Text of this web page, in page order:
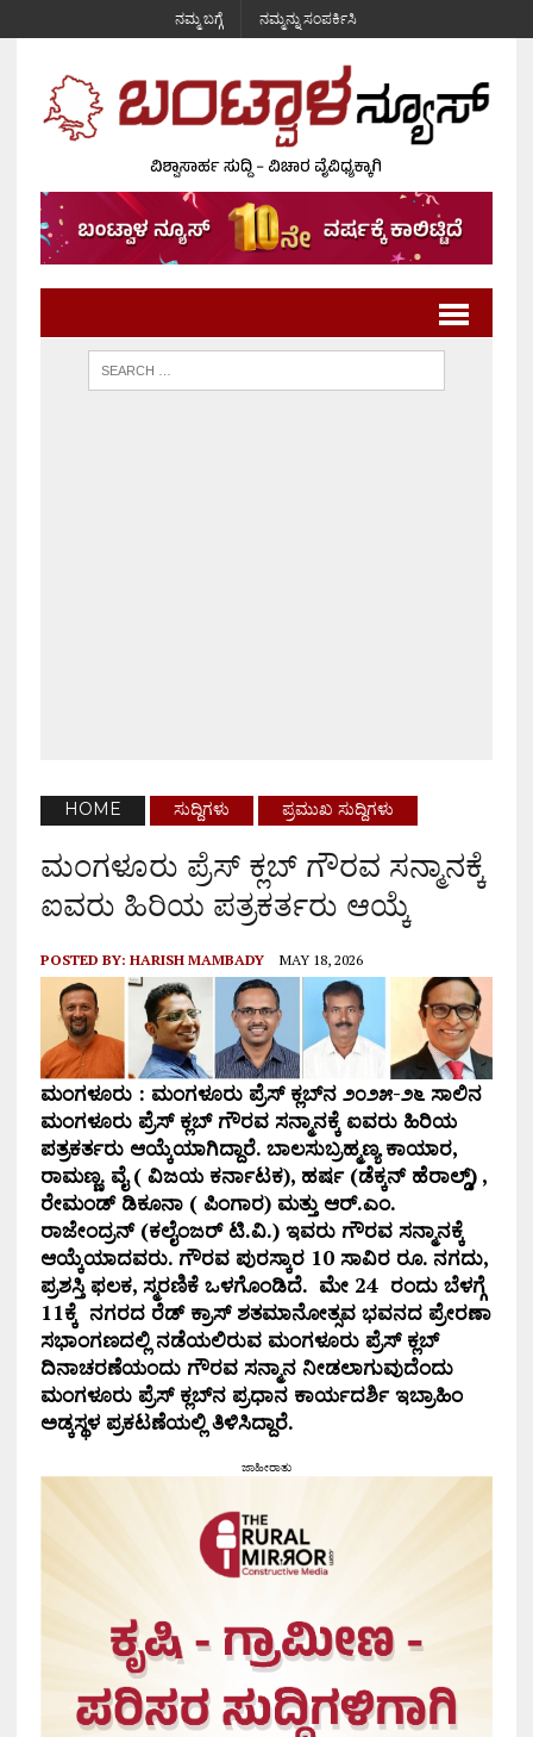
ನಮ್ಮ ಬಗ್ಗೆ ನಮ್ಮನ್ನು ಸಂಪರ್ಕಿಸಿ
HOME ಸುದ್ದಿಗಳು ಪ್ರಮುಖ ಸುದ್ದಿಗಳು
ಮಂಗಳೂರು ಪ್ರೆಸ್ ಕ್ಲಬ್ ಗೌರವ ಸನ್ಮಾನಕ್ಕೆ
ಐವರು ಹಿರಿಯ ಪತ್ರಕರ್ತರು ಆಯ್ಕೆ
POSTED BY: HARISH MAMBADY MAY 18, 2026
ಮಂಗಳೂರು : ಮಂಗಳೂರು ಪ್ರೆಸ್ ಕ್ಲಬ್‌ನ ೨೦೨೫-೨೬ ಸಾಲಿನ
ಮಂಗಳೂರು ಪ್ರೆಸ್ ಕ್ಲಬ್ ಗೌರವ ಸನ್ಮಾನಕ್ಕೆ ಐವರು ಹಿರಿಯ
ಪತ್ರಕರ್ತರು ಆಯ್ಕೆಯಾಗಿದ್ದಾರೆ. ಬಾಲಸುಬ್ರಹ್ಮಣ್ಯ ಕಾಯಾರ,
ರಾಮಣ್ಣ. ವೈ ( ವಿಜಯ ಕರ್ನಾಟಕ), ಹರ್ಷ (ಡೆಕ್ಕನ್ ಹೆರಾಲ್ಡ್) ,
ರೇಮಂಡ್ ಡಿಕೂನಾ ( ಪಿಂಗಾರ) ಮತ್ತು ಆರ್.ಎಂ.
ರಾಜೇಂದ್ರನ್ (ಕಲೈಂಜರ್ ಟಿ.ವಿ.) ಇವರು ಗೌರವ ಸನ್ಮಾನಕ್ಕೆ
ಆಯ್ಕೆಯಾದವರು. ಗೌರವ ಪುರಸ್ಕಾರ 10 ಸಾವಿರ ರೂ. ನಗದು,
ಪ್ರಶಸ್ತಿ ಫಲಕ, ಸ್ಮರಣಿಕೆ ಒಳಗೊಂಡಿದೆ. ಮೇ 24 ರಂದು ಬೆಳಗ್ಗೆ
11ಕ್ಕೆ ನಗರದ ರೆಡ್ ಕ್ರಾಸ್ ಶತಮಾನೋತ್ಸವ ಭವನದ ಪ್ರೇರಣಾ
ಸಭಾಂಗಣದಲ್ಲಿ ನಡೆಯಲಿರುವ ಮಂಗಳೂರು ಪ್ರೆಸ್ ಕ್ಲಬ್
ದಿನಾಚರಣೆಯಂದು ಗೌರವ ಸನ್ಮಾನ ನೀಡಲಾಗುವುದೆಂದು
ಮಂಗಳೂರು ಪ್ರೆಸ್ ಕ್ಲಬ್‌ನ ಪ್ರಧಾನ ಕಾರ್ಯದರ್ಶಿ ಇಬ್ರಾಹಿಂ
ಅಡ್ಕಸ್ಥಳ ಪ್ರಕಟಣೆಯಲ್ಲಿ ತಿಳಿಸಿದ್ದಾರೆ.
ಜಾಹೀರಾತು